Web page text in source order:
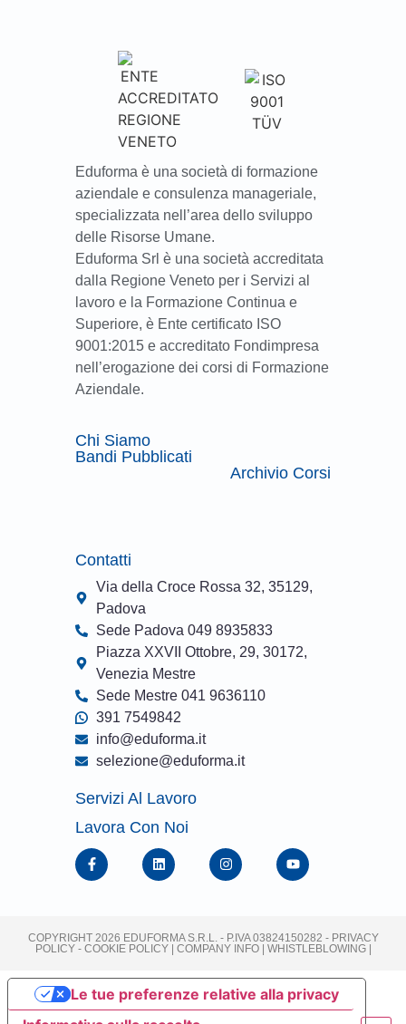
Eduforma è una società di formazione
aziendale e consulenza manageriale,
specializzata nell’area dello sviluppo
delle Risorse Umane.
Eduforma Srl è una società accreditata
dalla Regione Veneto per i Servizi al
lavoro e la Formazione Continua e
Superiore, è Ente certificato ISO
9001:2015 e accreditato Fondimpresa
nell’erogazione dei corsi di Formazione
Aziendale.
Chi Siamo
Bandi Pubblicati
Archivio Corsi
Contatti
Via della Croce Rossa 32, 35129,
Padova
Sede Padova 049 8935833
Piazza XXVII Ottobre, 29, 30172,
Venezia Mestre
Sede Mestre 041 9636110
391 7549842
info@eduforma.it
selezione@eduforma.it
Servizi Al Lavoro
Lavora Con Noi
COPYRIGHT 2026 EDUFORMA S.R.L. - P.IVA 03824150282 - PRIVACY
POLICY-COOKIE POLICY| COMPANY INFO | WHISTLEBLOWING |
Le tue preferenze relative alla privacy